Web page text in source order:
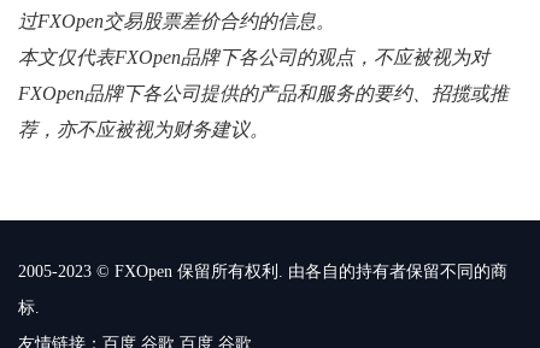
过FXOpen交易股票差价合约的信息。
本文仅代表FXOpen品牌下各公司的观点，不应被视为对
FXOpen品牌下各公司提供的产品和服务的要约、招揽或推
荐，亦不应被视为财务建议。
2005-2023 © FXOpen 保留所有权利. 由各自的持有者保留不同的商
标.
友情链接： 百度 谷歌 百度 谷歌